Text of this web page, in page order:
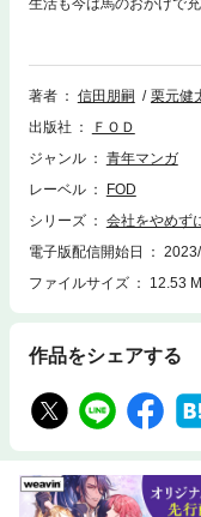
生活も今は馬のおかげで
ら中央競馬にチャレンジ
ヲ」。須田の願いを叶え
著者 信田朋嗣 栗元健
出版社
ＦＯＤ
ジャンル
青年マンガ
レーベル
FOD
シリーズ
会社をやめず
電子版配信開始日
ファイルサイズ
12.53
作品をシェアする